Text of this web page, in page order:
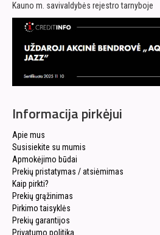
Kauno m. savivaldybės rejestro tarnyboje
Informacija pirkėjui
Apie mus
Susisiekite su mumis
Apmokėjimo būdai
Prekių pristatymas / atsiėmimas
Kaip pirkti?
Prekių grąžinimas
Pirkimo taisyklės
Prekių garantijos
Privatumo politika